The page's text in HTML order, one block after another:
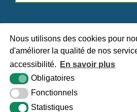
Nous utilisons des cookies pour
d'améliorer la qualité de nos
accessibilité.
En savoir plus
Obligatoires
Fonctionnels
Statistiques